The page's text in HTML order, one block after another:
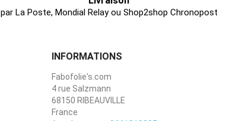
par La Poste, Mondial Relay ou Shop2shop Chronopost
INFORMATIONS
Fabofolie's.com
4 rue Salzmann
68150 RIBEAUVILLE
France